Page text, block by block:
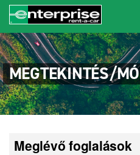
MEGTEKINTÉS/
Meglévő foglalások